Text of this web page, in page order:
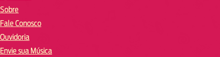
Sobre
Fale Conosco
Ouvidoria
Envie sua Música